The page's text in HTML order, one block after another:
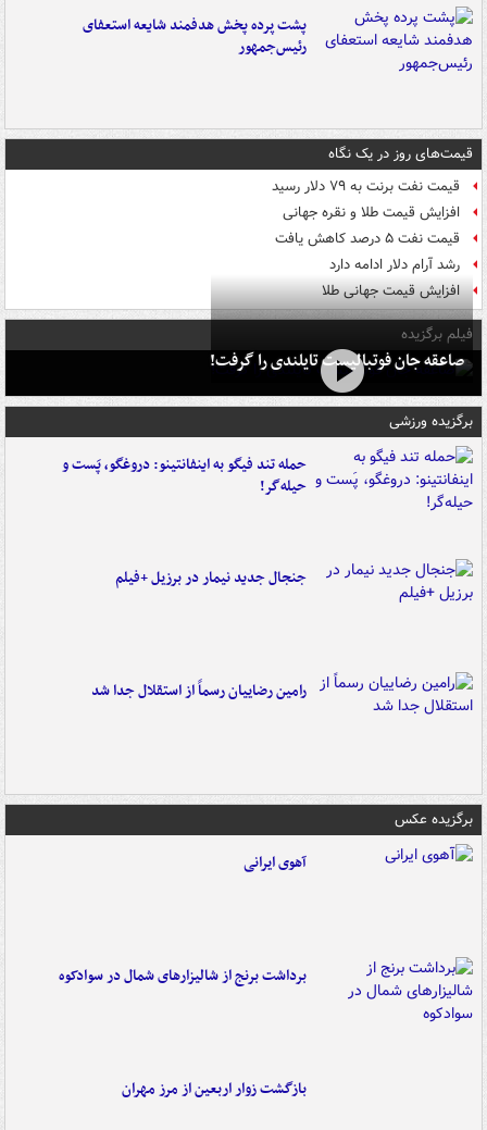
پشت پرده پخش هدفمند شایعه استعفای
رئیس‌جمهور
قیمت‌های روز در یک نگاه
قیمت نفت برنت به ۷۹ دلار رسید
افزایش قیمت طلا و نقره جهانی
قیمت نفت ۵ درصد کاهش یافت
رشد آرام دلار ادامه دارد
افزایش قیمت جهانی طلا
فیلم برگزیده
صاعقه جان فوتبالیست تایلندی را گرفت!
برگزیده ورزشی
حمله تند فیگو به اینفانتینو: دروغگو، پَست‌ و
حیله‌گر!
جنجال جدید نیمار در برزیل +فیلم
رامین رضاییان رسماً از استقلال جدا شد
برگزیده عکس
آهوی ایرانی
برداشت برنج از شالیزارهای شمال در سوادکوه
بازگشت زوار اربعین از مرز مهران